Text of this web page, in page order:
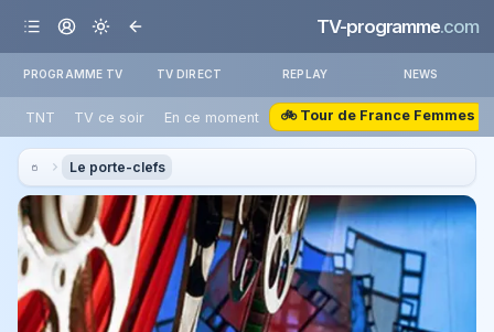
TV-programme.com
PROGRAMME TV TV DIRECT REPLAY NEWS
TNT TV ce soir En ce moment 🚲 Tour de France Femmes
Le porte-clefs